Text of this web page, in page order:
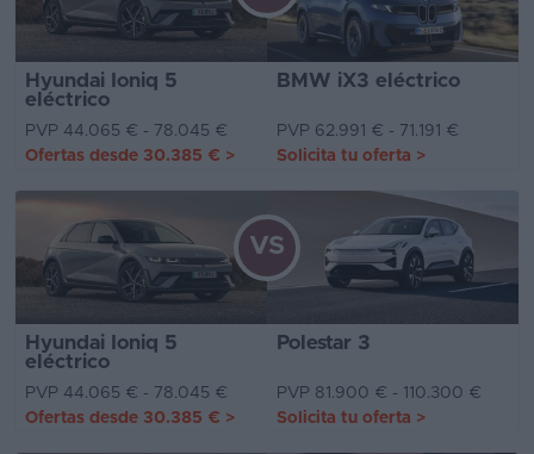
Hyundai Ioniq 5
eléctrico
BMW iX3 eléctrico
PVP 44.065 € - 78.045 €
PVP 62.991 € - 71.191 €
Ofertas desde 30.385 € > Solicita tu oferta >
Hyundai Ioniq 5
eléctrico
Polestar 3
VS
PVP 44.065 € - 78.045 €
PVP 81.900 € - 110.300 €
Ofertas desde 30.385 € > Solicita tu oferta >